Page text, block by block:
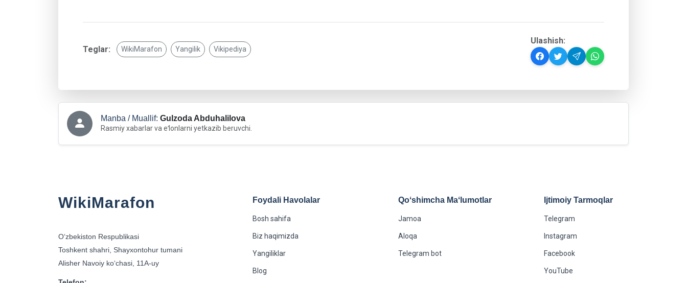
Teglar: WikiMarafon Yangilik Vikipediya
Ulashish:
Manba / Muallif: Gulzoda Abduhalilova
Rasmiy xabarlar va eʻlonlarni yetkazib beruvchi.
WikiMarafon
Oʻzbekiston Respublikasi
Toshkent shahri, Shayxontohur tumani
Alisher Navoiy koʻchasi, 11A-uy
Foydali Havolalar
Bosh sahifa
Biz haqimizda
Yangiliklar
Blog
Qoʻshimcha Maʻlumotlar
Jamoa
Aloqa
Telegram bot
Ijtimoiy Tarmoqlar
Telegram
Instagram
Facebook
YouTube